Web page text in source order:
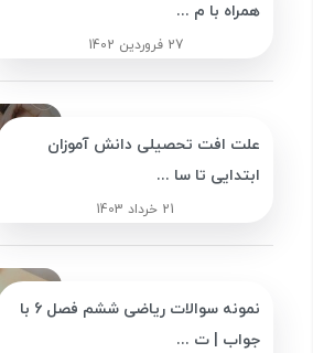
همراه با م ...
27 فروردین 1402
علت افت تحصیلی دانش آموزان
ابتدایی تا سا ...
21 خرداد 1403
نمونه سوالات ریاضی ششم فصل 6 با
جواب | ت ...